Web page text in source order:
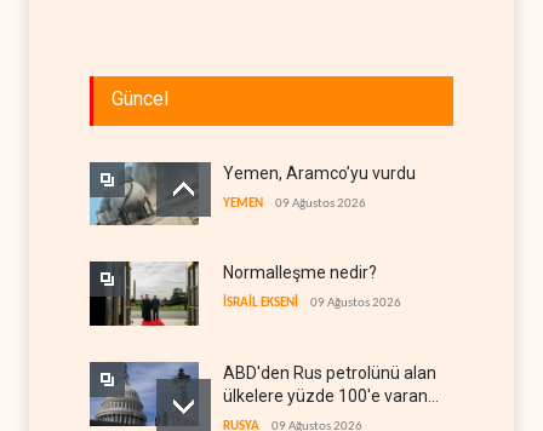
Güncel
Yemen, Aramco’yu vurdu
YEMEN 09 Ağustos 2026
Normalleşme nedir?
İSRAİL EKSENİ 09 Ağustos 2026
ABD'den Rus petrolünü alan
ülkelere yüzde 100'e varan
gümrük vergisi
RUSYA 09 Ağustos 2026